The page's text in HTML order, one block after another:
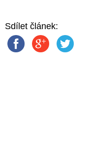
Sdílet článek: